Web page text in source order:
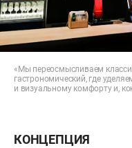
«Мы переосмысливаем
гастрономический, где
и визуальному комфорту и,
КОНЦЕПЦИЯ